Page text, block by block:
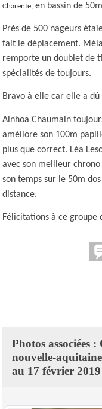
Charente, en bassin de
Près de 500 nageurs
fait le déplacement.
remporte un doublet de
spécialités de toujours.
Bravo à elle car elle a dû
Ainhoa Chaumain
améliore son 100m
plus que correct. Léa
avec son meilleur
son temps sur le 50m
distance.
Félicitations à ce
Photos associées
nouvelle-
au 17 février 2019